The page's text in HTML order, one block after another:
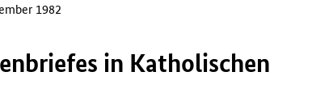
1982
in Katholischen